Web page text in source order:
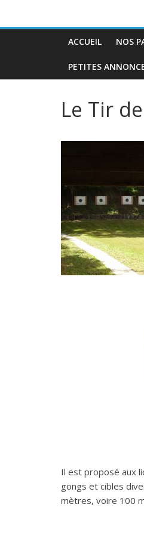
ACCUEIL NOS
PETITES
Le Tir
Il est proposé aux
gongs et cibles
mètres, voire 100